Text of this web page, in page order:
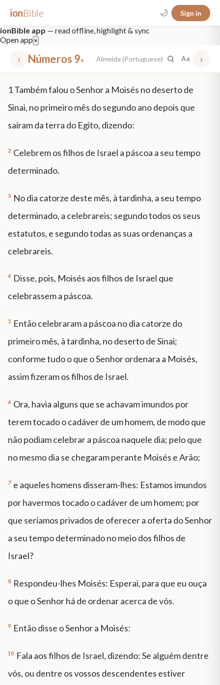
ionBible 🌙 Sign in
ionBible app — read offline, highlight & sync
Open app ×
‹ Números 9▾ Almeida (Portuguese) Aa ›
✕
mt 5 nt faith "peace that passeth" grace -law
1Também falou o Senhor a Moisés no deserto de
Sinai, no primeiro mês do segundo ano depois que
saíram da terra do Egito, dizendo:
2 Celebrem os filhos de Israel a páscoa a seu tempo
determinado.
3 No dia catorze deste mês, à tardinha, a seu tempo
determinado, a celebrareis; segundo todos os seus
estatutos, e segundo todas as suas ordenanças a
celebrareis.
4 Disse, pois, Moisés aos filhos de Israel que
celebrassem a páscoa.
5 Então celebraram a páscoa no dia catorze do
primeiro mês, à tardinha, no deserto de Sinai;
conforme tudo o que o Senhor ordenara a Moisés,
assim fizeram os filhos de Israel.
6 Ora, havia alguns que se achavam imundos por
terem tocado o cadáver de um homem, de modo que
não podiam celebrar a páscoa naquele dia; pelo que
no mesmo dia se chegaram perante Moisés e Arão;
7 e aqueles homens disseram-lhes: Estamos imundos
por havermos tocado o cadáver de um homem; por
que seríamos privados de oferecer a oferta do Senhor
a seu tempo determinado no meio dos filhos de
Israel?
8 Respondeu-lhes Moisés: Esperai, para que eu ouça
o que o Senhor há de ordenar acerca de vós.
9 Então disse o Senhor a Moisés:
10 Fala aos filhos de Israel, dizendo: Se alguém dentre
vós, ou dentre os vossos descendentes estiver